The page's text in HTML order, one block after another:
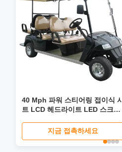
40 Mph 파워 스티어링 접이식 시
트 LCD 헤드라이트 LED 스크린
글로벌 골프 카트
지금 접촉하세요